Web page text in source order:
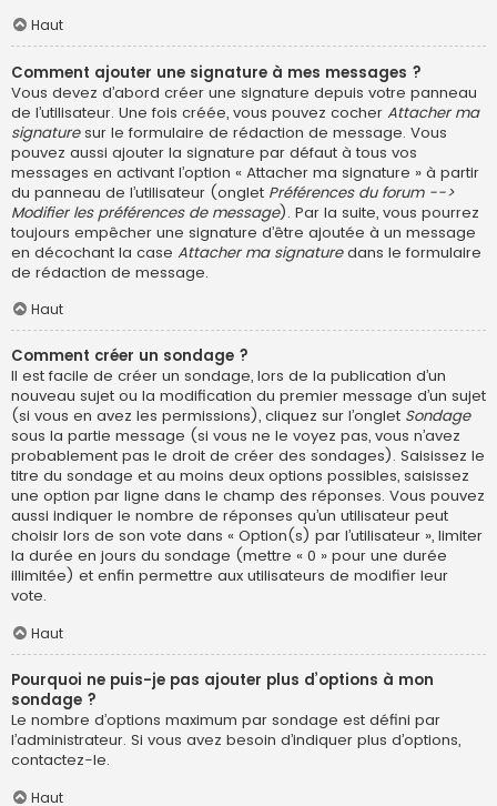
Haut
Comment ajouter une signature à mes messages ?
Vous devez d’abord créer une signature depuis votre panneau
de l’utilisateur. Une fois créée, vous pouvez cocher Attacher ma
signaturesur le formulaire de rédaction de message. Vous
pouvez aussi ajouter la signature par défaut à tous vos
messages en activant l’option « Attacher ma signature » à partir
du panneau de l’utilisateur (onglet Préférences du forum -->
Modifier les préférences de message). Par la suite, vous pourrez
toujours empêcher une signature d’être ajoutée à un message
en décochant la case Attacher ma signaturedans le formulaire
de rédaction de message.
Haut
Comment créer un sondage ?
Il est facile de créer un sondage, lors de la publication d’un
nouveau sujet ou la modification du premier message d’un sujet
(si vous en avez les permissions), cliquez sur l’onglet Sondage
sous la partie message (si vous ne le voyez pas, vous n’avez
probablement pas le droit de créer des sondages). Saisissez le
titre du sondage et au moins deux options possibles, saisissez
une option par ligne dans le champ des réponses. Vous pouvez
aussi indiquer le nombre de réponses qu’un utilisateur peut
choisir lors de son vote dans « Option(s) par l’utilisateur », limiter
la durée en jours du sondage (mettre « 0 » pour une durée
illimitée) et enfin permettre aux utilisateurs de modifier leur
vote.
Haut
Pourquoi ne puis-je pas ajouter plus d’options à mon
sondage ?
Le nombre d’options maximum par sondage est défini par
l’administrateur. Si vous avez besoin d’indiquer plus d’options,
contactez-le.
Haut